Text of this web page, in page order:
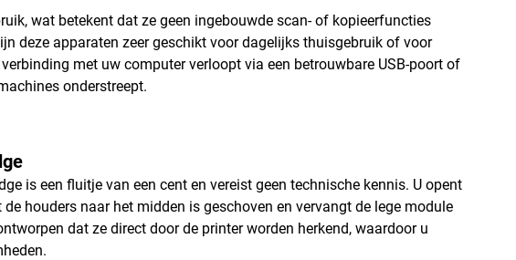
wat betekent dat ze geen ingebouwde scan- of kopieerfuncties
deze apparaten zeer geschikt voor dagelijks thuisgebruik of voor
met uw computer verloopt via een betrouwbare USB-poort of
onderstreept.
is een fluitje van een cent en vereist geen technische kennis. U opent
houders naar het midden is geschoven en vervangt de lege module
dat ze direct door de printer worden herkend, waardoor u